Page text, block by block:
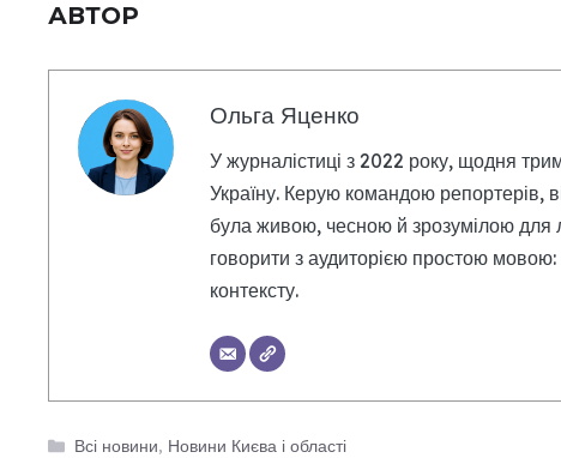
АВТОР
Ольга Яценко
У журналістиці з 2022 року, щодня
Україну. Керую командою репортерів,
була живою, чесною й зрозумілою для
говорити з аудиторією простою
контексту.
Категорії
Всі новини, Новини Києва і області